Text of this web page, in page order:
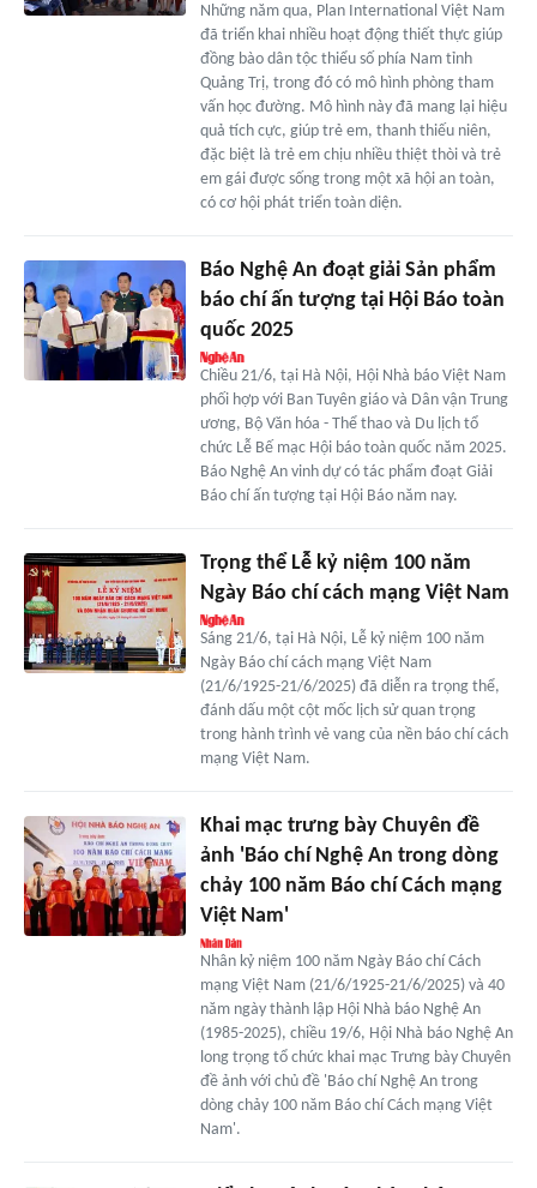
Những năm qua, Plan International Việt Nam
đã triển khai nhiều hoạt động thiết thực giúp
đồng bào dân tộc thiểu số phía Nam tỉnh
Quảng Trị, trong đó có mô hình phòng tham
vấn học đường. Mô hình này đã mang lại hiệu
quả tích cực, giúp trẻ em, thanh thiếu niên,
đặc biệt là trẻ em chịu nhiều thiệt thòi và trẻ
em gái được sống trong một xã hội an toàn,
có cơ hội phát triển toàn diện.
Báo Nghệ An đoạt giải Sản phẩm
báo chí ấn tượng tại Hội Báo toàn
quốc 2025
Chiều 21/6, tại Hà Nội, Hội Nhà báo Việt Nam
phối hợp với Ban Tuyên giáo và Dân vận Trung
ương, Bộ Văn hóa - Thể thao và Du lịch tổ
chức Lễ Bế mạc Hội báo toàn quốc năm 2025.
Báo Nghệ An vinh dự có tác phẩm đoạt Giải
Báo chí ấn tượng tại Hội Báo năm nay.
Trọng thể Lễ kỷ niệm 100 năm
Ngày Báo chí cách mạng Việt Nam
Sáng 21/6, tại Hà Nội, Lễ kỷ niệm 100 năm
Ngày Báo chí cách mạng Việt Nam
(21/6/1925-21/6/2025) đã diễn ra trọng thể,
đánh dấu một cột mốc lịch sử quan trọng
trong hành trình vẻ vang của nền báo chí cách
mạng Việt Nam.
Khai mạc trưng bày Chuyên đề
ảnh 'Báo chí Nghệ An trong dòng
chảy 100 năm Báo chí Cách mạng
Việt Nam'
Nhân kỷ niệm 100 năm Ngày Báo chí Cách
mạng Việt Nam (21/6/1925-21/6/2025) và 40
năm ngày thành lập Hội Nhà báo Nghệ An
(1985-2025), chiều 19/6, Hội Nhà báo Nghệ An
long trọng tổ chức khai mạc Trưng bày Chuyên
đề ảnh với chủ đề 'Báo chí Nghệ An trong
dòng chảy 100 năm Báo chí Cách mạng Việt
Nam'.